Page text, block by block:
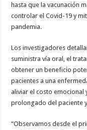
hasta que la vacunación
controlar el Covid-19 y
pandemia.
Los investigadores
suministra vía oral, el
obtener un beneficio
pacientes a una
aliviar el costo emocional
prolongado del paciente
“Observamos desde el